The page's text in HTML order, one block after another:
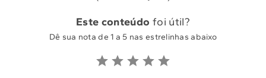
Este conteúdo foi útil?
Dê sua nota de 1 a 5 nas estrelinhas abaixo